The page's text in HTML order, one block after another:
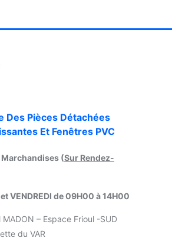
Des Pièces Détachées
Et Fenêtres PVC
(Sur Rendez-
et VENDREDI de 09H00 à 14H00
– Espace Frioul -SUD
du VAR